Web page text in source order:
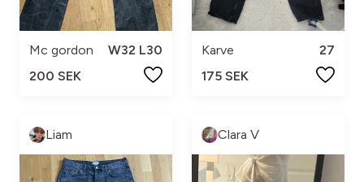
Mc gordon
W32 L30
200 SEK
Karve
27
175 SEK
Liam Clara V